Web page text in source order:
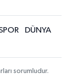
DÜNYA
sorumludur.